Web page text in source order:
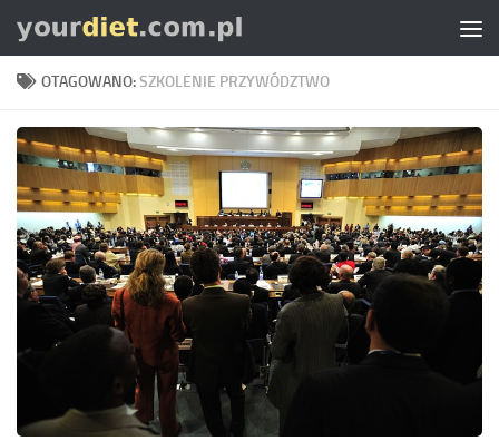
Skip to content
OTAGOWANO:SZKOLENIE PRZYWÓDZTWO